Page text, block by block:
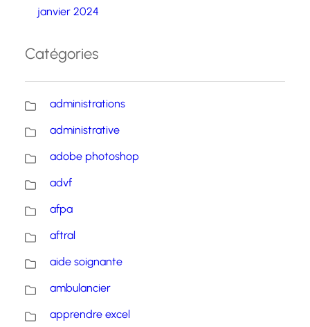
janvier 2024
Catégories
administrations
administrative
adobe photoshop
advf
afpa
aftral
aide soignante
ambulancier
apprendre excel